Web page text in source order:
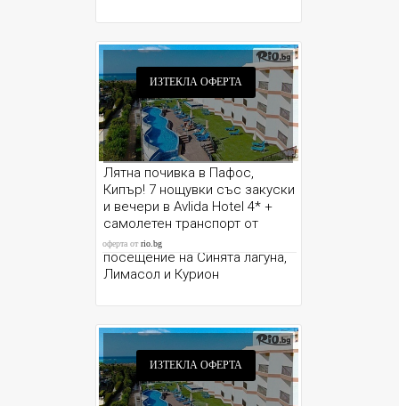
ИЗТЕКЛА ОФЕРТА
Лятна почивка в Пафос,
Кипър! 7 нощувки със закуски
и вечери в Avlida Hotel 4* +
самолетен транспорт от
София и възможност за
посещение на Синята лагуна,
Лимасол и Курион
оферта отrio.bg
ИЗТЕКЛА ОФЕРТА